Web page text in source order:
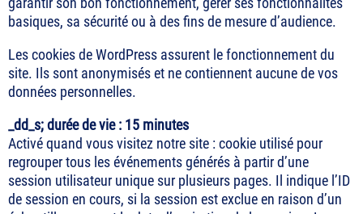
basiques, sa sécurité ou à des fins de mesure d’audience.
Les cookies de WordPress assurent le fonctionnement du
site. Ils sont anonymisés et ne contiennent aucune de vos
données personnelles.
_dd_s; durée de vie : 15 minutes
Activé quand vous visitez notre site : cookie utilisé pour
regrouper tous les événements générés à partir d’une
session utilisateur unique sur plusieurs pages. Il indique l’ID
de session en cours, si la session est exclue en raison d’un